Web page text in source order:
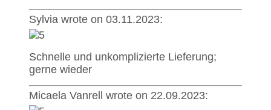
Sylvia wrote on 03.11.2023:
Schnelle und unkomplizierte Lieferung;
gerne wieder
Micaela Vanrell wrote on 22.09.2023: